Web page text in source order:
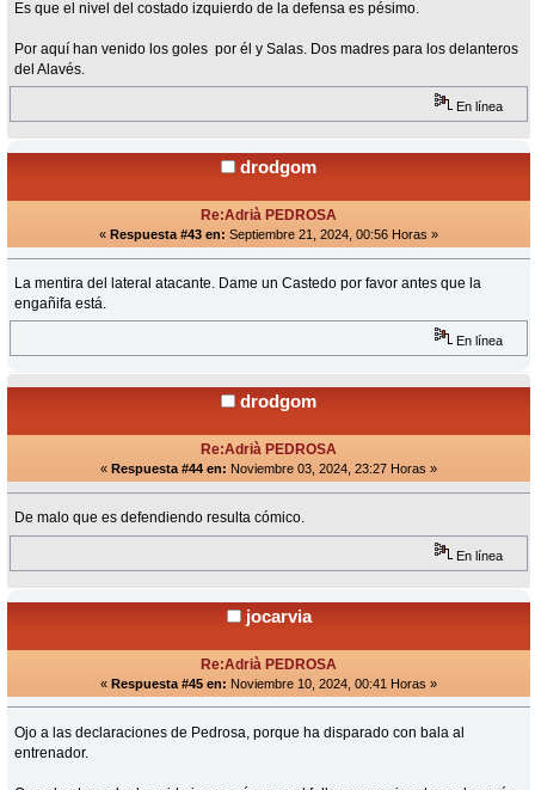
Es que el nivel del costado izquierdo de la defensa es pésimo.
Por aquí han venido los goles por él y Salas. Dos madres para los delanteros
del Alavés.
En línea
drodgom
Re:Adrià PEDROSA
« Respuesta #43 en: Septiembre 21, 2024, 00:56 Horas »
La mentira del lateral atacante. Dame un Castedo por favor antes que la
engañifa está.
En línea
drodgom
Re:Adrià PEDROSA
« Respuesta #44 en: Noviembre 03, 2024, 23:27 Horas »
De malo que es defendiendo resulta cómico.
En línea
jocarvia
Re:Adrià PEDROSA
« Respuesta #45 en: Noviembre 10, 2024, 00:41 Horas »
Ojo a las declaraciones de Pedrosa, porque ha disparado con bala al
entrenador.